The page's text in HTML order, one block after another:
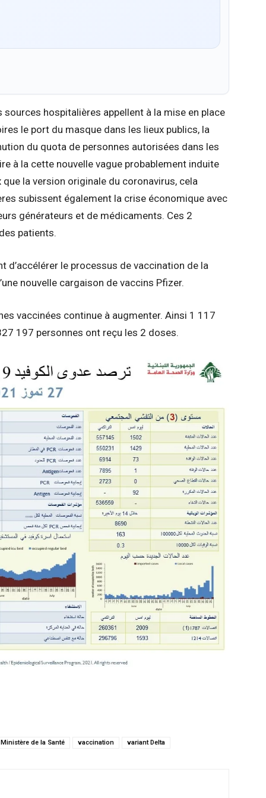
hospitalières appellent à la mise en place
le port du masque dans les lieux publics, la
du quota de personnes autorisées dans les
à la cette nouvelle vague probablement induite
la version originale du coronavirus, cela
subissent également la crise économique avec
générateurs et de médicaments. Ces 2
patients.
d’accélérer le processus de vaccination de la
nouvelle cargaison de vaccins Pfizer.
vaccinées continue à augmenter. Ainsi 1 117
197 personnes ont reçu les 2 doses.
Ministère de la Santé vaccination variant Delta